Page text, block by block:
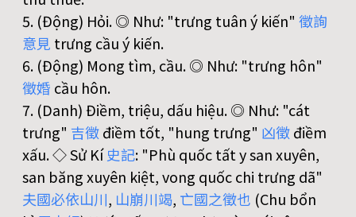
5. (Động) Hỏi. ◎ Như: "trưng tuân ý kiến" 徵詢
意見 trưng cầu ý kiến.
6. (Động) Mong tìm, cầu. ◎ Như: "trưng hôn"
徵婚 cầu hôn.
7. (Danh) Điềm, triệu, dấu hiệu. ◎ Như: "cát
trưng" 吉徵điềm tốt, "hung trưng" 凶徵điềm
xấu. ◇ Sử Kí史記: "Phù quốc tất y san xuyên,
san băng xuyên kiệt, vong quốc chi trưng dã"
夫國必依山川, 山崩川竭, 亡國之徵也 (Chu bổn